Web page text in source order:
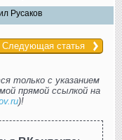
Русаков
Следующая статья
только с указанием
прямой ссылкой на
)!